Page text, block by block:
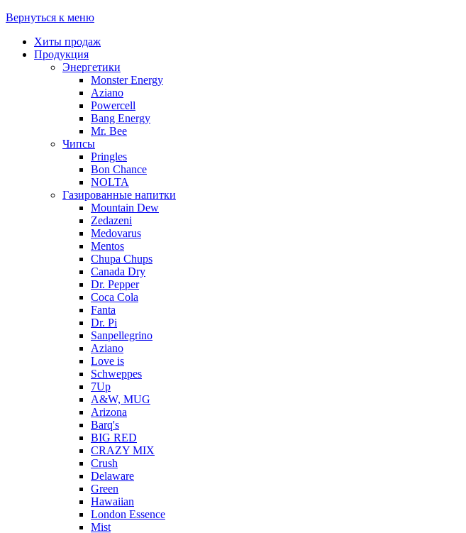
Вернуться к меню
Хиты продаж
Продукция
Энергетики
Monster Energy
Aziano
Powercell
Bang Energy
Mr. Bee
Чипсы
Pringles
Bon Chance
NOLTA
Газированные напитки
Mountain Dew
Zedazeni
Medovarus
Mentos
Chupa Chups
Canada Dry
Dr. Pepper
Coca Cola
Fanta
Dr. Pi
Sanpellegrino
Aziano
Love is
Schweppes
7Up
A&W, MUG
Arizona
Barq's
BIG RED
CRAZY MIX
Crush
Delaware
Green
Hawaiian
London Essence
Mist